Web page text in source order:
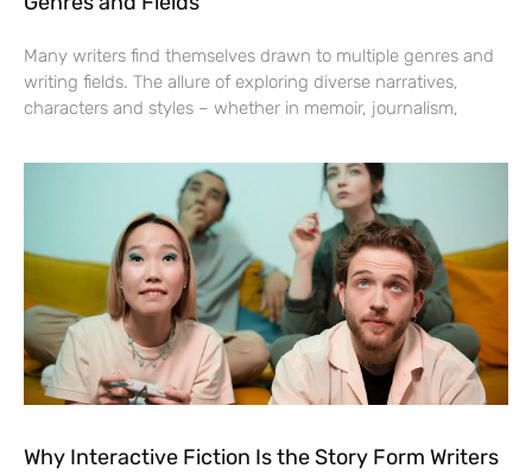
Many writers find themselves drawn to multiple genres and
writing fields. The allure of exploring diverse narratives,
characters and styles – whether in memoir, journalism,
Why Interactive Fiction Is the Story Form Writers